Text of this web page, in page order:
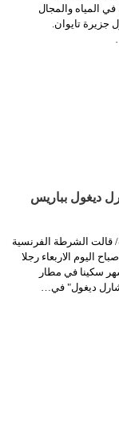
المياه والمجال
جزيرة تايوان.
ديغول بباريس
قالت الشرطة الفرنسية
اليوم الاربعاء رجلا
سكينا في مطار
ديغول" في…